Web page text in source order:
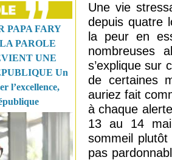
PAPA FARY
PAROLE
UNE
Un
l’excellence,
Une vie
depuis quatre
la peur en
nombreuses
s’explique sur
de certaines
auriez fait
à chaque
13 au 14
sommeil plutôt
pas